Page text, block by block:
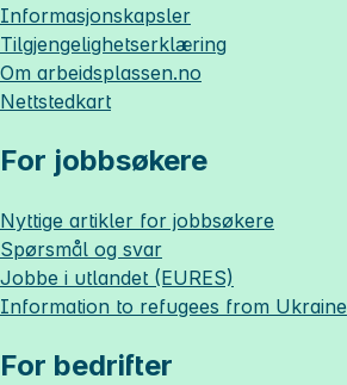
Informasjonskapsler
Tilgjengelighetserklæring
Om arbeidsplassen.no
Nettstedkart
For jobbsøkere
Nyttige artikler for jobbsøkere
Spørsmål og svar
Jobbe i utlandet (EURES)
Information to refugees from Ukraine
For bedrifter